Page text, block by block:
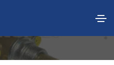
– 320501